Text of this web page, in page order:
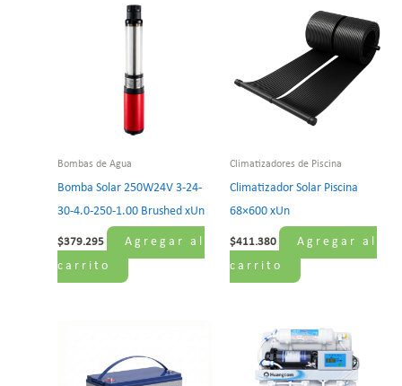
Bombas de Agua
Bomba Solar 250W24V 3-24-
30-4.0-250-1.00 Brushed xUn
$379.295
Agregar al
carrito
Climatizadores de Piscina
Climatizador Solar Piscina
68×600 xUn
$411.380
Agregar al
carrito